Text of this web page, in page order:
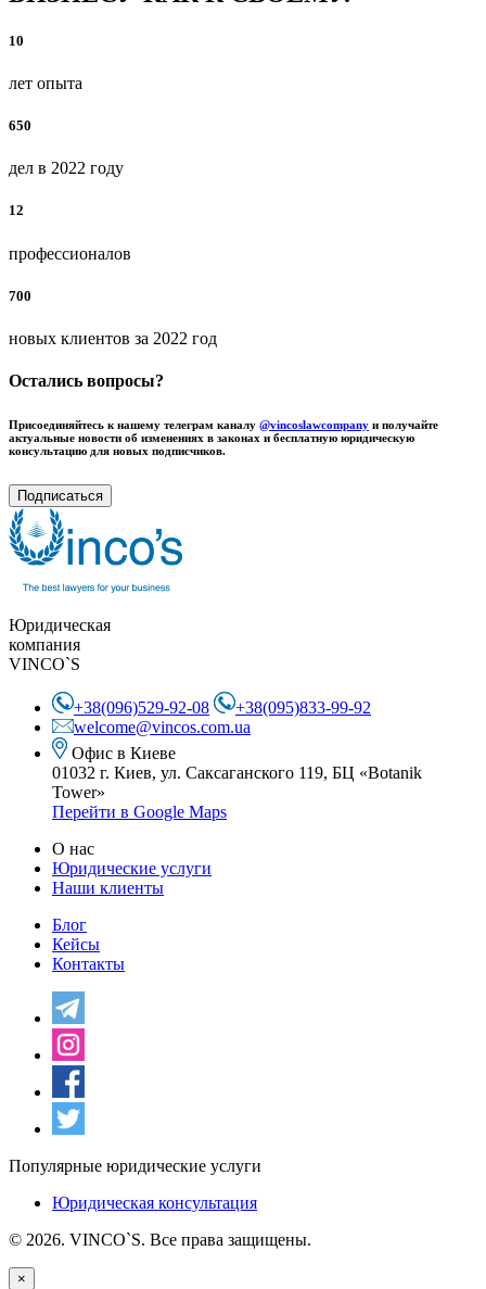
10
лет опыта
650
дел в 2022 году
12
профессионалов
700
новых клиентов за 2022 год
Остались вопросы?
Присоединяйтесь к нашему телеграм каналу @vincoslawcompany и получайте
актуальные новости об изменениях в законах и бесплатную юридическую
консультацию для новых подписчиков.
Подписаться
Юридическая
компания
VINCO`S
+38(096)529-92-08
+38(095)833-99-92
welcome@vincos.com.ua
Офис в Киеве
01032 г. Киев, ул. Саксаганского 119, БЦ «Botanik
Tower»
Перейти в Google Maps
О нас
Юридические услуги
Наши клиенты
Блог
Кейсы
Контакты
Популярные юридические услуги
Юридическая консультация
© 2026. VINCO`S. Все права защищены.
×